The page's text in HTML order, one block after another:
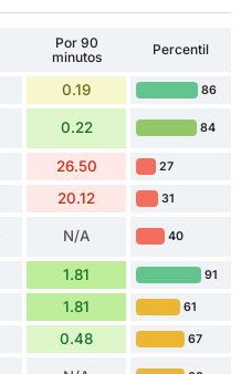
Por 90
minutos
Percentil
0.19 86
0.22 84
26.50 27
20.12 31
N/A 40
1.81 91
1.81 61
0.48 67